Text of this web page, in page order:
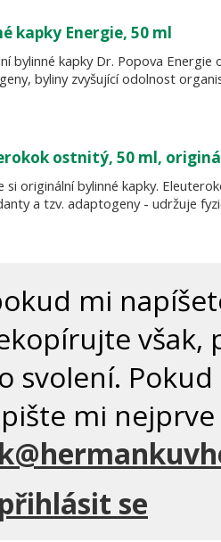
kapky Energie, 50 ml
bylinné kapky Dr. Popova Energie
byliny zvyšující odolnost
ostnitý, 50 ml,
si originální bylinné kapky.
a tzv. adaptogeny - udržuje
mi
však,
svolení.
mi nejprve
přihlásit se